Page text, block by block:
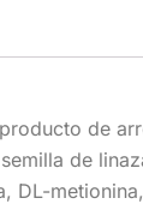
de
de
DL-